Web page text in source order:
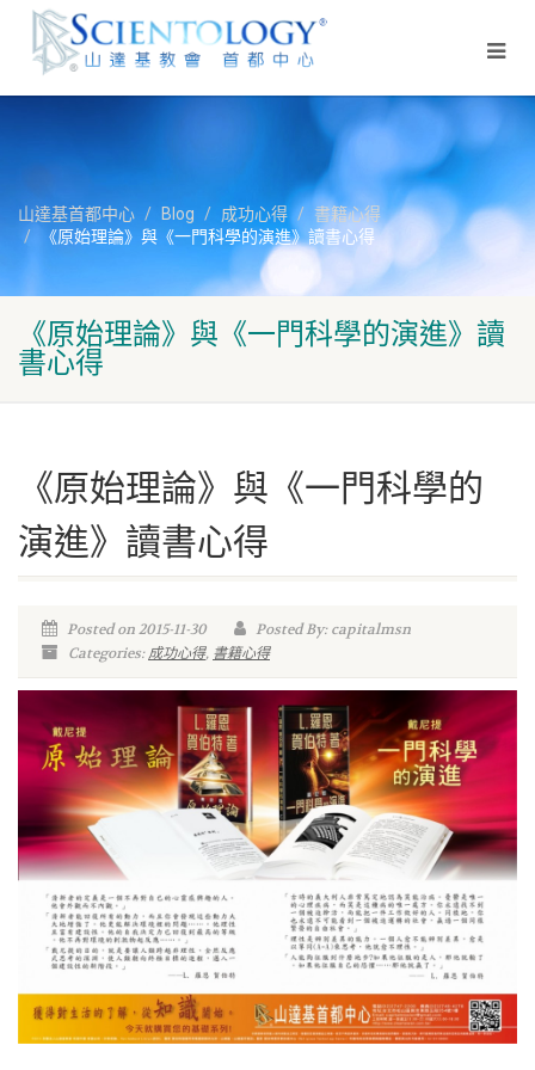
山達基首都中心 Blog 成功心得
書籍心得
《原始理論》與《一門科學的演進》讀書心得
《原始理論》與《一門科學的演進》讀
書心得
《原始理論》與《一門科學的
演進》讀書心得
Posted on 2015-11-30
Posted By: capitalmsn
Categories:成功心得, 書籍心得